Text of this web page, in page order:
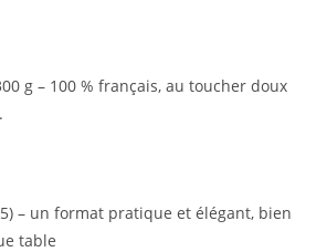
g – 100 % français, au toucher doux
– un format pratique et élégant, bien
table